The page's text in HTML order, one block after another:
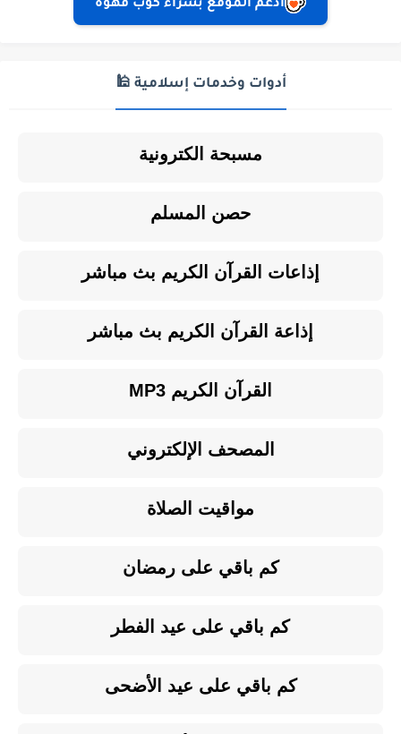
ادعم الموقع بشراء كوب قهوة
أدوات وخدمات إسلامية 🕌
مسبحة الكترونية
حصن المسلم
إذاعات القرآن الكريم بث مباشر
إذاعة القرآن الكريم بث مباشر
القرآن الكريم MP3
المصحف الإلكتروني
مواقيت الصلاة
كم باقي على رمضان
كم باقي على عيد الفطر
كم باقي على عيد الأضحى